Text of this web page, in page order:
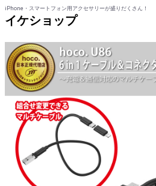
iPhone・スマートフォン用アクセサリーが盛りだくさん！
イケショップ